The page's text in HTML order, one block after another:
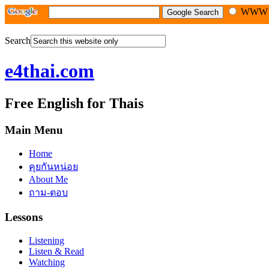
WWW
Search
e4thai.com
Free English for Thais
Main Menu
Home
คุยกันหน่อย
About Me
ถาม-ตอบ
Lessons
Listening
Listen & Read
Watching